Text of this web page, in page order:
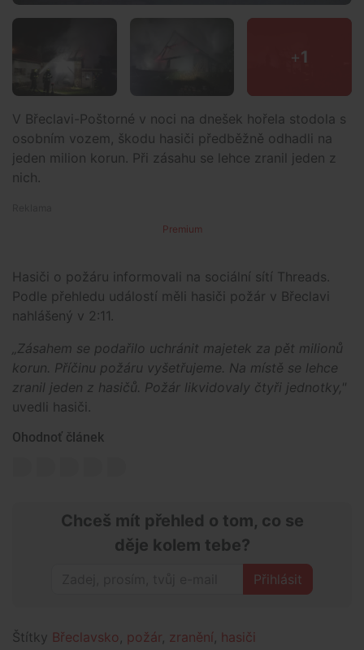
+1
V Břeclavi-Poštorné v noci na dnešek hořela stodola s
osobním vozem, škodu hasiči předběžně odhadli na
jeden milion korun. Při zásahu se lehce zranil jeden z
nich.
Premium
Hasiči o požáru informovali na sociální sítí Threads.
Podle přehledu událostí měli hasiči požár v Břeclavi
nahlášený v 2:11.
„Zásahem se podařilo uchránit majetek za pět milionů
korun. Příčinu požáru vyšetřujeme. Na místě se lehce
zranil jeden z hasičů. Požár likvidovaly čtyři jednotky,"
uvedli hasiči.
Ohodnoť článek
Chceš mít přehled o tom, co se
děje kolem tebe?
Přihlásit
Štítky Břeclavsko , požár, zranění, hasiči